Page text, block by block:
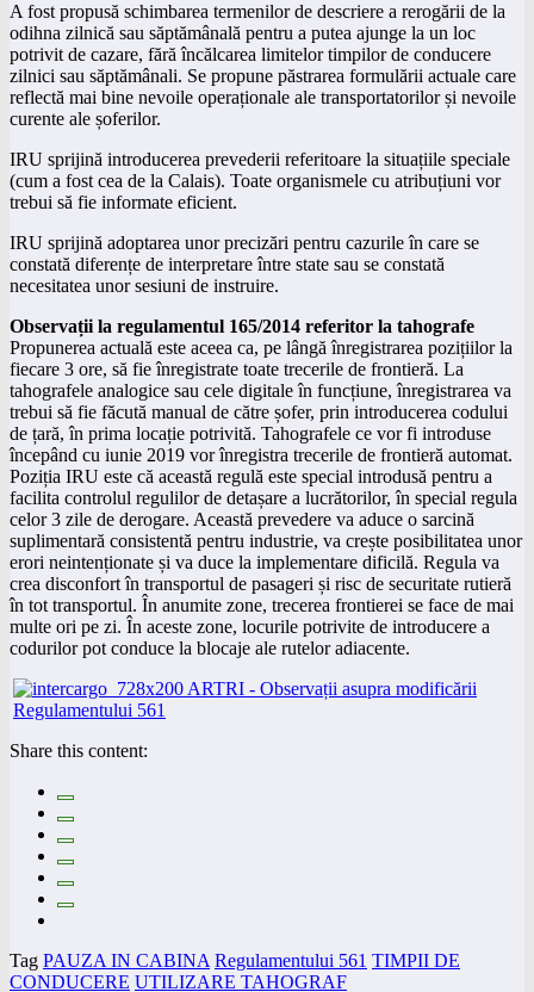
A fost propusă schimbarea termenilor de descriere a rerogării de la
odihna zilnică sau săptămânală pentru a putea ajunge la un loc
potrivit de cazare, fără încălcarea limitelor timpilor de conducere
zilnici sau săptămânali. Se propune păstrarea formulării actuale care
reflectă mai bine nevoile operaționale ale transportatorilor și nevoile
curente ale șoferilor.
IRU sprijină introducerea prevederii referitoare la situațiile speciale
(cum a fost cea de la Calais). Toate organismele cu atribuțiuni vor
trebui să fie informate eficient.
IRU sprijină adoptarea unor precizări pentru cazurile în care se
constată diferențe de interpretare între state sau se constată
necesitatea unor sesiuni de instruire.
Observații la regulamentul 165/2014 referitor la tahografe
Propunerea actuală este aceea ca, pe lângă înregistrarea pozițiilor la
fiecare 3 ore, să fie înregistrate toate trecerile de frontieră. La
tahografele analogice sau cele digitale în funcțiune, înregistrarea va
trebui să fie făcută manual de către șofer, prin introducerea codului
de țară, în prima locație potrivită. Tahografele ce vor fi introduse
începând cu iunie 2019 vor înregistra trecerile de frontieră automat.
Poziția IRU este că această regulă este special introdusă pentru a
facilita controlul regulilor de detașare a lucrătorilor, în special regula
celor 3 zile de derogare. Această prevedere va aduce o sarcină
suplimentară consistentă pentru industrie, va crește posibilitatea unor
erori neintenționate și va duce la implementare dificilă. Regula va
crea disconfort în transportul de pasageri și risc de securitate rutieră
în tot transportul. În anumite zone, trecerea frontierei se face de mai
multe ori pe zi. În aceste zone, locurile potrivite de introducere a
codurilor pot conduce la blocaje ale rutelor adiacente.
Share this content:
Tag PAUZA IN CABINA Regulamentului 561 TIMPII DE
CONDUCERE UTILIZARE TAHOGRAF